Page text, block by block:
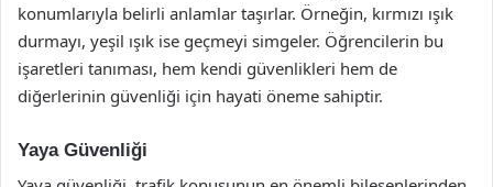
konumlarıyla belirli anlamlar taşırlar. Örneğin, kırmızı ışık
durmayı, yeşil ışık ise geçmeyi simgeler. Öğrencilerin bu
işaretleri tanıması, hem kendi güvenlikleri hem de
diğerlerinin güvenliği için hayati öneme sahiptir.
Yaya Güvenliği